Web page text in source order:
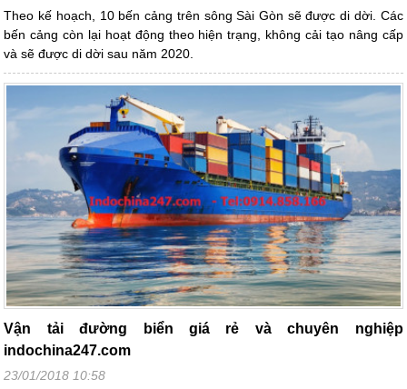
Theo kế hoạch, 10 bến cảng trên sông Sài Gòn sẽ được di dời. Các
bến cảng còn lại hoạt động theo hiện trạng, không cải tạo nâng cấp
và sẽ được di dời sau năm 2020.
Vận tải đường biển giá rẻ và chuyên nghiệp
indochina247.com
23/01/2018 10:58